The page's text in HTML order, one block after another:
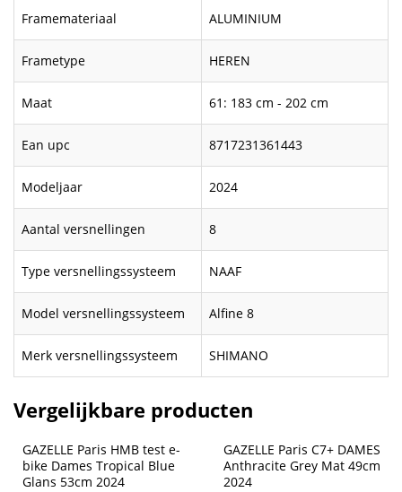
Framemateriaal ALUMINIUM
Frametype HEREN
Maat 61: 183 cm - 202 cm
Ean upc 8717231361443
Modeljaar 2024
Aantal versnellingen 8
Type versnellingssysteem NAAF
Model versnellingssysteem Alfine 8
Merk versnellingssysteem SHIMANO
Vergelijkbare producten
GAZELLE Paris HMB test e-
bike Dames Tropical Blue
Glans 53cm 2024
GAZELLE Paris C7+ DAMES
Anthracite Grey Mat 49cm
2024